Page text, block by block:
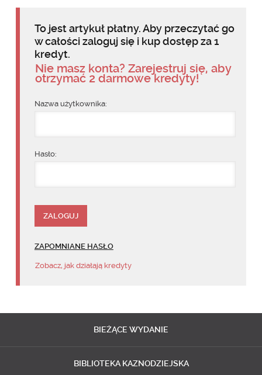
To jest artykuł płatny. Aby przeczytać go
w całości zaloguj się i kup dostęp za 1
kredyt.
Nie masz konta? Zarejestruj się, aby
otrzymać 2 darmowe kredyty!
Nazwa użytkownika:
Hasło:
ZAPOMNIANE HASŁO
Zobacz, jak działają kredyty
BIEŻĄCE WYDANIE
BIBLIOTEKA KAZNODZIEJSKA